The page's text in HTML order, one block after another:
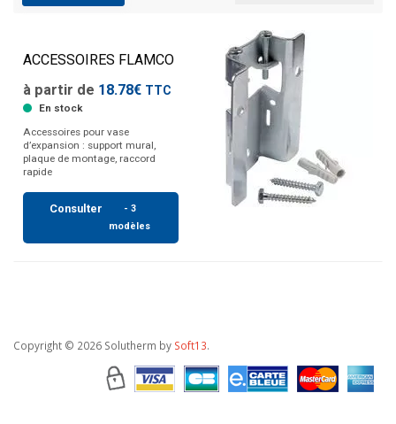
solutions de qualité allient performance et durabilité pour garantir votre
ACCESSOIRES FLAMCO
à partir de 18.78€ TTC
En stock
Accessoires pour vase
d’expansion : support mural,
plaque de montage, raccord
rapide
Consulter
- 3
modèles
Copyright © 2026 Solutherm by Soft13.